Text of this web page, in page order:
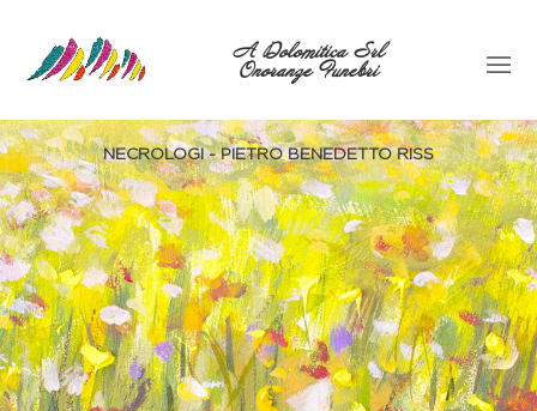
A Dolomitica Srl
Onoranze Funebri
NECROLOGI - PIETRO BENEDETTO RISS